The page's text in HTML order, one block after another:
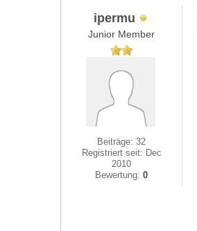
ipermu
Junior Member
Beiträge: 32
Registriert seit: Dec
2010
Bewertung:0